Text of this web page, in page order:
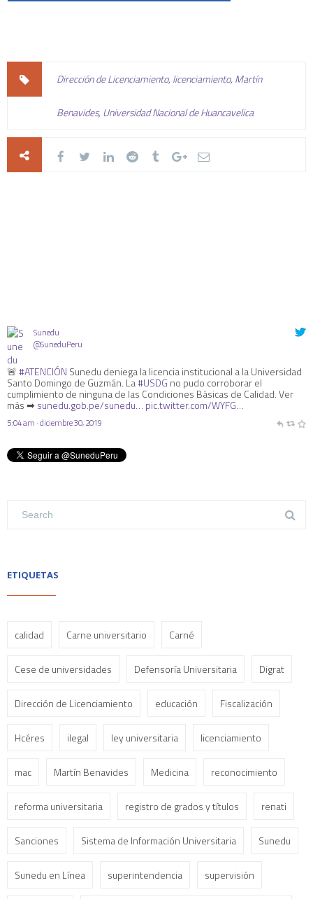
Dirección de Licenciamiento,licenciamiento,Martín
Benavides,Universidad Nacional de Huancavelica
Sunedu
@SuneduPeru
🚨#ATENCIÓN Sunedu deniega la licencia institucional a la Universidad
Santo Domingo de Guzmán. La#USDG no pudo corroborar el
cumplimiento de ninguna de las Condiciones Básicas de Calidad. Ver
más ➡ sunedu.gob.pe/sunedu… pic.twitter.com/WYFG…
5:04 am · diciembre 30, 2019
ETIQUETAS
calidad Carne universitario Carné
Cese de universidades Defensoría Universitaria Digrat
Dirección de Licenciamiento educación Fiscalización
Hcéres ilegal ley universitaria licenciamiento
mac Martín Benavides Medicina reconocimiento
reforma universitaria registro de grados y títulos renati
Sanciones Sistema de Información Universitaria Sunedu
Sunedu en Línea superintendencia supervisión